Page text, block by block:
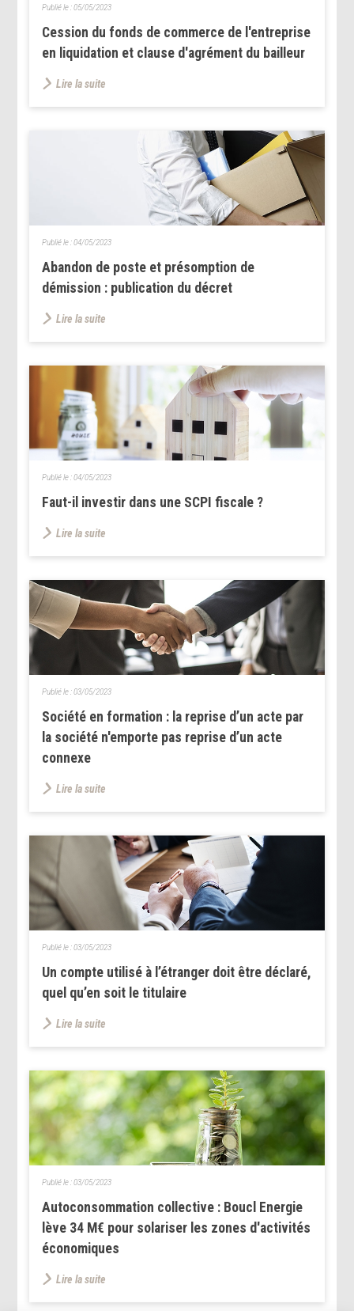
Cession du fonds de commerce de l'entreprise
en liquidation et clause d'agrément du bailleur
Publié le :05/05/2023
Lire la suite
Abandon de poste et présomption de
démission : publication du décret
Publié le :04/05/2023
Lire la suite
Faut-il investir dans une SCPI fiscale ?
Publié le :04/05/2023
Lire la suite
Société en formation : la reprise d’un acte par
la société n'emporte pas reprise d’un acte
connexe
Publié le :03/05/2023
Lire la suite
Un compte utilisé à l’étranger doit être déclaré,
quel qu’en soit le titulaire
Publié le :03/05/2023
Lire la suite
Autoconsommation collective : Boucl Energie
lève 34 M€ pour solariser les zones d'activités
économiques
Publié le :03/05/2023
Lire la suite